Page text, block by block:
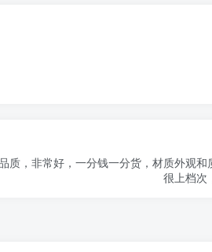
质，非常好，一分钱一分货，材质外观和
很上档次